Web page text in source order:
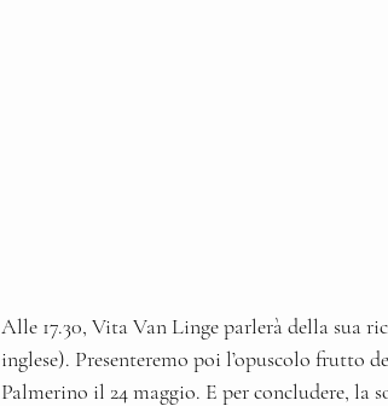
Alle 17.30, Vita Van Linge parlerà della sua
inglese). Presenteremo poi l’opuscolo frutto
Palmerino il 24 maggio. E per concludere,